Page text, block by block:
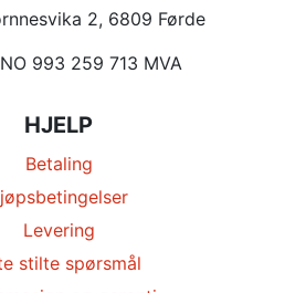
2, 6809 Førde
993 259 713 MVA
HJELP
Betaling
Levering
stilte spørsmål